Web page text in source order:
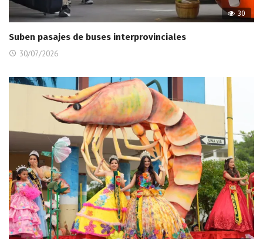
30
Suben pasajes de buses interprovinciales
30/07/2026